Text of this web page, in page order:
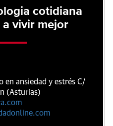
cotidiana
a vivir mejor
en ansiedad y estrés C/
(Asturias)